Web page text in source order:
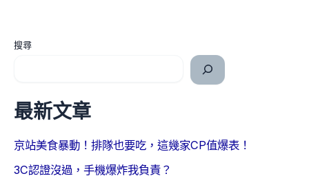
搜尋
最新文章
京站美食暴動！排隊也要吃，這幾家CP值爆表！
3C認證沒過，手機爆炸我負責？